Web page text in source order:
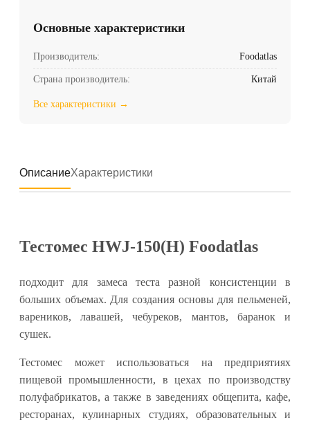
Основные характеристики
Производитель: Foodatlas
Страна производитель: Китай
Все характеристики →
ОписаниеХарактеристики
Тестомес HWJ-150(H) Foodatlas
подходит для замеса теста разной консистенции в
больших объемах. Для создания основы для пельменей,
вареников, лавашей, чебуреков, мантов, баранок и
сушек.
Тестомес может использоваться на предприятиях
пищевой промышленности, в цехах по производству
полуфабрикатов, а также в заведениях общепита, кафе,
ресторанах, кулинарных студиях, образовательных и